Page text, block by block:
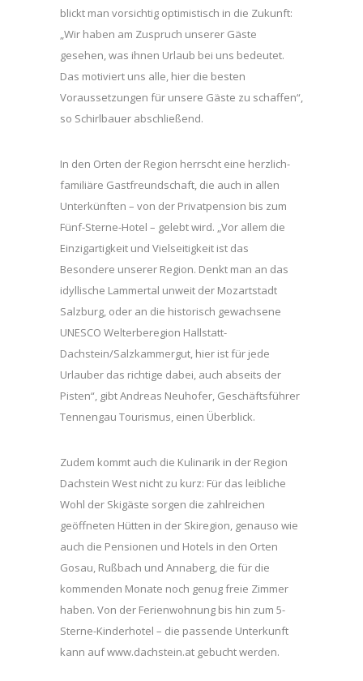
blickt man vorsichtig optimistisch in die Zukunft:
„Wir haben am Zuspruch unserer Gäste
gesehen, was ihnen Urlaub bei uns bedeutet.
Das motiviert uns alle, hier die besten
Voraussetzungen für unsere Gäste zu schaffen“,
so Schirlbauer abschließend.
In den Orten der Region herrscht eine herzlich-
familiäre Gastfreundschaft, die auch in allen
Unterkünften – von der Privatpension bis zum
Fünf-Sterne-Hotel – gelebt wird. „Vor allem die
Einzigartigkeit und Vielseitigkeit ist das
Besondere unserer Region. Denkt man an das
idyllische Lammertal unweit der Mozartstadt
Salzburg, oder an die historisch gewachsene
UNESCO Welterberegion Hallstatt-
Dachstein/Salzkammergut, hier ist für jede
Urlauber das richtige dabei, auch abseits der
Pisten“, gibt Andreas Neuhofer, Geschäftsführer
Tennengau Tourismus, einen Überblick.
Zudem kommt auch die Kulinarik in der Region
Dachstein West nicht zu kurz: Für das leibliche
Wohl der Skigäste sorgen die zahlreichen
geöffneten Hütten in der Skiregion, genauso wie
auch die Pensionen und Hotels in den Orten
Gosau, Rußbach und Annaberg, die für die
kommenden Monate noch genug freie Zimmer
haben. Von der Ferienwohnung bis hin zum 5-
Sterne-Kinderhotel – die passende Unterkunft
kann auf www.dachstein.at gebucht werden.